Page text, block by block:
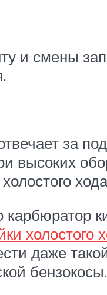
и смены
за
высоких
холостого
даже
бензокосы.